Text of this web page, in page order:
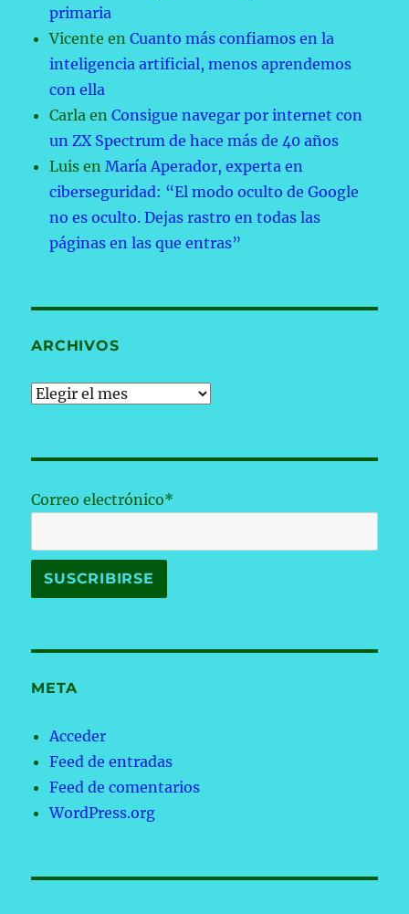
primaria
Vicente enCuanto más confiamos en la
inteligencia artificial, menos aprendemos
con ella
Carla enConsigue navegar por internet con
un ZX Spectrum de hace más de 40 años
Luis enMaría Aperador, experta en
ciberseguridad: “El modo oculto de Google
no es oculto. Dejas rastro en todas las
páginas en las que entras”
ARCHIVOS
Archivos
Correo electrónico*
META
Acceder
Feed de entradas
Feed de comentarios
WordPress.org